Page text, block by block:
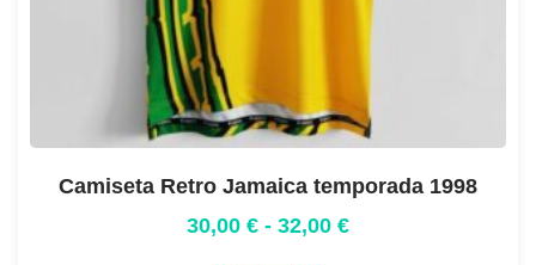
Camiseta Retro Jamaica temporada 1998
30,00 € - 32,00 €